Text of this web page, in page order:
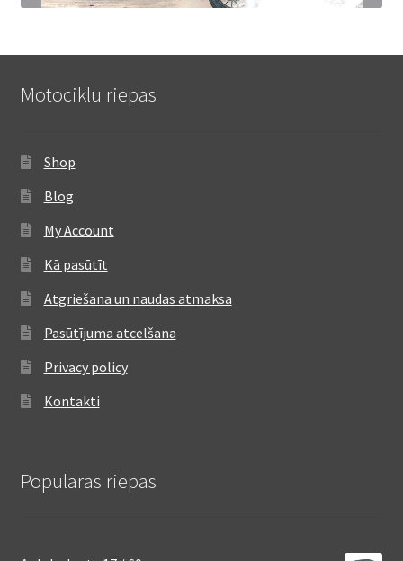
Motociklu riepas
Shop
Blog
My Account
Kā pasūtīt
Atgriešana un naudas atmaksa
Pasūtījuma atcelšana
Privacy policy
Kontakti
Populāras riepas